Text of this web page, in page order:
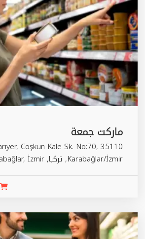
ماركت جمعة
Coşkun Kale Sk. No:70, 35110
Karabağlar/İzmir, تركيا,
, İzmir